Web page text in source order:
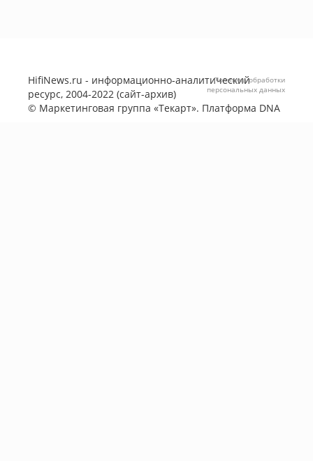
HifiNews.ru - информационно-аналитический
ресурс, 2004-2022 (сайт-архив)
© Маркетинговая группа «Текарт». Платформа DNA
Политика обработки
персональных данных